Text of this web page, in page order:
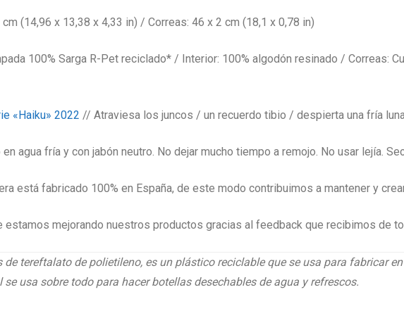
(14,96 x 13,38 x 4,33 in) / Correas: 46 x 2 cm (18,1 x 0,78 in)
100% Sarga R-Pet reciclado* / Interior: 100% algodón resinado / Correas:
«Haiku» 2022 // Atraviesa los juncos / un recuerdo tibio / despierta una fría
agua fría y con jabón neutro. No dejar mucho tiempo a remojo. No usar lejía.
está fabricado 100% en España, de este modo contribuimos a mantener y
estamos mejorando nuestros productos gracias al feedback que recibimos de
de tereftalato de polietileno, es un plástico reciclable que se usa para fabricar
usa sobre todo para hacer botellas desechables de agua y refrescos.